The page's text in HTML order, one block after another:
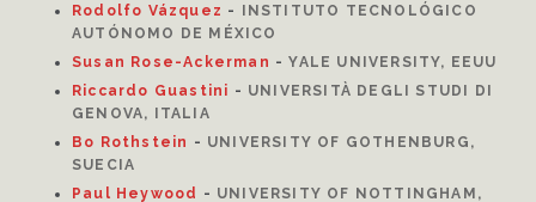
Rodolfo Vázquez - INSTITUTO TECNOLÓGICO
AUTÓNOMO DE MÉXICO
Susan Rose-Ackerman -YALE UNIVERSITY, EEUU
Riccardo Guastini - UNIVERSITÀ DEGLI STUDI DI
GENOVA, ITALIA
Bo Rothstein - UNIVERSITY OF GOTHENBURG,
SUECIA
Paul Heywood - UNIVERSITY OF NOTTINGHAM,